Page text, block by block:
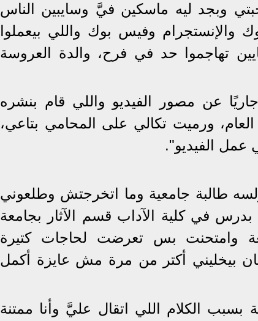
وبجد ليه ماسكين فيَّ وسايبين الناس
والإنستجرام وفيس بوك واللي بيعملوا
تهاجموا حد في فرح، والدة العروسة
عن مصور الفيديو واللي قام بنشره
العام، ورميت تكالي على المحامي بتاعي،
عمل الفيديو".
طالبة جامعية وما اتخرجتش وطلعوني
بدرس في كلية الآداب قسم الآثار بجامعة
وامتحنت بس تعرضت لحاجات كتيرة
بيخليني أكتر من مرة مش عايزة أكمل
الكلام اللي اتقال عليَّ وأنا ممتنة